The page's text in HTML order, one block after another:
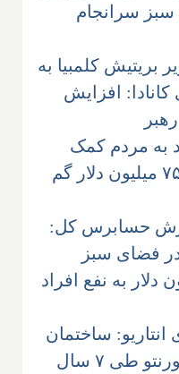
سبز سرانجام
بریتیش کلمبیا به
افزایش
به مردم کمک
هزینه مسکن داد؛ ۷۵ میلیون دلار گم
حسابرس کل:
فضای سبز
دلار به نفع افراد
ساختمان
انتاریو در لب آب تورنتو طی ۷ سال